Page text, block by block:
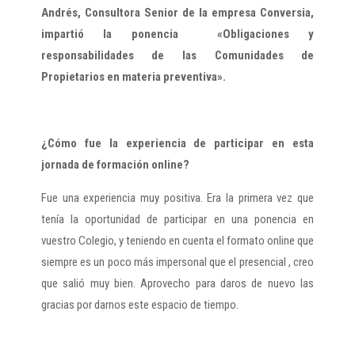
Andrés, Consultora Senior de la empresa Conversia,
impartió la ponencia «Obligaciones y
responsabilidades de las Comunidades de
Propietarios en materia preventiva».
¿Cómo fue la experiencia de participar en esta
jornada de formación online?
Fue una experiencia muy positiva. Era la primera vez que
tenía la oportunidad de participar en una ponencia en
vuestro Colegio, y teniendo en cuenta el formato online que
siempre es un poco más impersonal que el presencial , creo
que salió muy bien. Aprovecho para daros de nuevo las
gracias por darnos este espacio de tiempo.